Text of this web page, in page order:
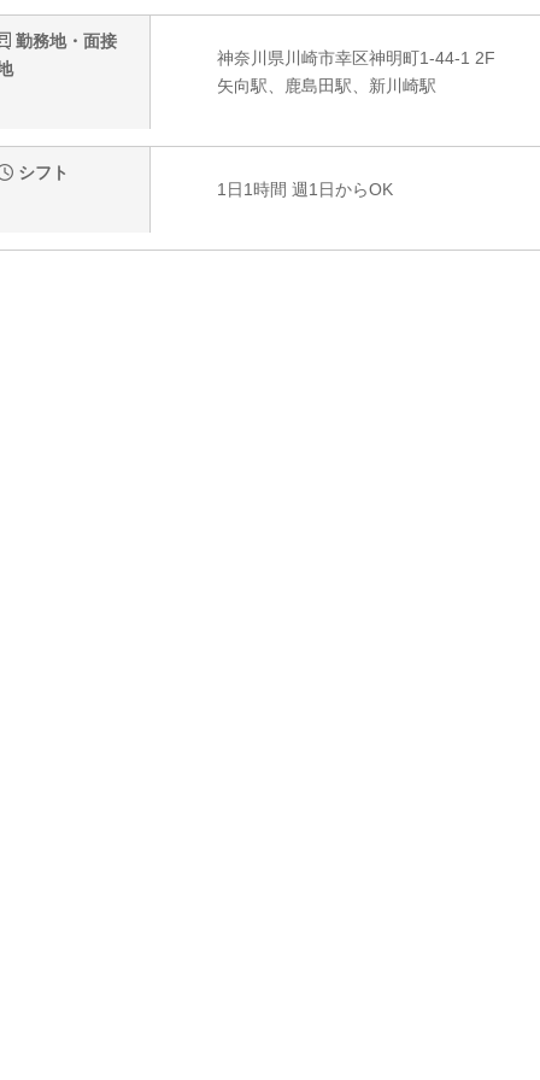
勤務地・面接
神奈川県川崎市幸区神明町1-44-1 2F
矢向駅、鹿島田駅、新川崎駅
シフト
1日1時間 週1日からOK